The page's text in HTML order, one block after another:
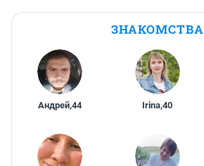
ЗНАКОМСТВА
Андрей,44 Irina,40